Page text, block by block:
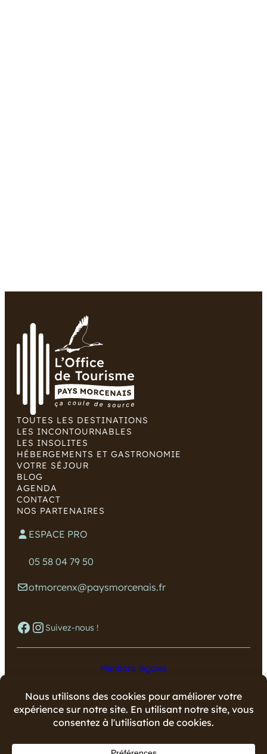
TOUTES LES DESTINATIONS
LES INCONTOURNABLES
LES INSOLITES
HÉBERGEMENTS ET GASTRONOMIE
VOTRE SÉJOUR
BLOG
AGENDA
CONTACT
NOS PARTENAIRES
ESPACE PRO
05 58 04 79 50
otmorcenx@paysmorcenais.fr
Facebook Instagram Suivez-nous !
Mentions légales
Données personnelles